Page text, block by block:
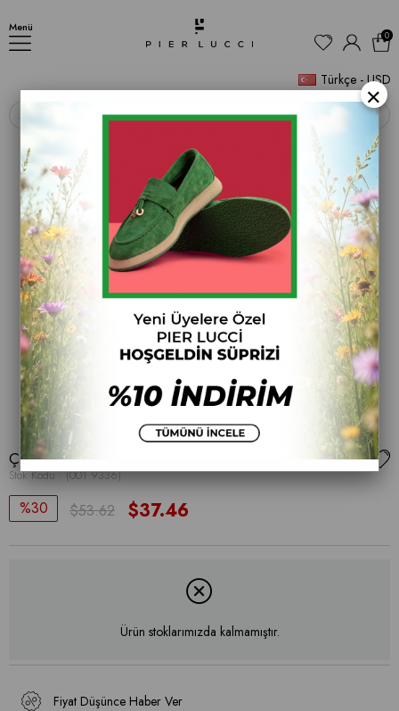
Menü
Türkçe - USD
0
‹ ›
ÇİZME
Stok Kodu (001 9336)
30 $53.62 $37.46
Ürün stoklarımızda kalmamıştır.
Fiyat Düşünce Haber Ver
×